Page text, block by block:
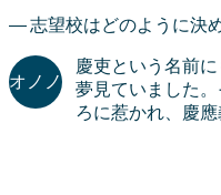
志望校はどのように決
慶吏という名前
夢見ていました
ろに惹かれ、慶應